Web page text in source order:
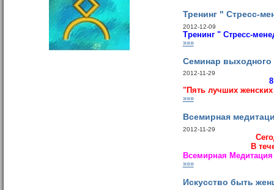
Тренинг " Стресс-
2012-12-09
Тренинг " Стресс-
»»»
Cеминар выходного
2012-11-29
"Пять лучших женских
»»»
Всемирная
2012-11-29
В
Всемирная
»»»
Искусство быть